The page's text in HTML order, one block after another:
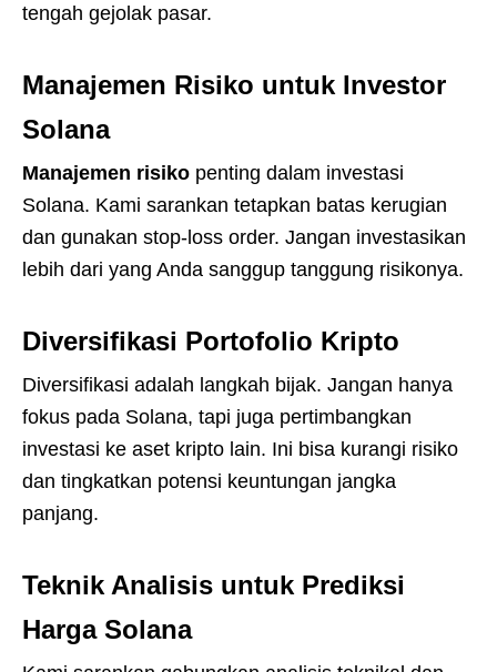
tengah gejolak pasar.
Manajemen Risiko untuk Investor
Solana
Manajemen risiko penting dalam investasi
Solana. Kami sarankan tetapkan batas kerugian
dan gunakan stop-loss order. Jangan investasikan
lebih dari yang Anda sanggup tanggung risikonya.
Diversifikasi Portofolio Kripto
Diversifikasi adalah langkah bijak. Jangan hanya
fokus pada Solana, tapi juga pertimbangkan
investasi ke aset kripto lain. Ini bisa kurangi risiko
dan tingkatkan potensi keuntungan jangka
panjang.
Teknik Analisis untuk Prediksi
Harga Solana